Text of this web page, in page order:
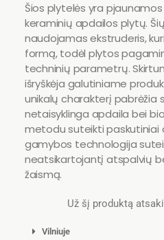
Šios plytelės yra
keraminių apdailos plytų.
naudojamas ekstruderis,
formą, todėl plytos
techninių parametrų.
išryškėja galutiniame
unikalų charakterį pabrėžia
netaisyklinga apdaila bei
metodu suteikti paskutiniai
gamybos technologija
neatsikartojantį atspalvių
žaismą.
Už šį produktą
Vilniuje